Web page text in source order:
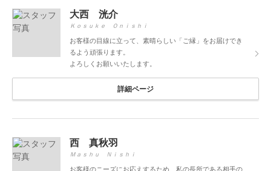
大西 洸介
Ｋｏｓｕｋｅ Ｏｎｉｓｈｉ
お客様の目線に立って、素晴らしい「ご縁」をお届けでき
るよう頑張ります。
よろしくお願いいたします。
詳細ページ
西 真秋羽
Ｍａｓｈｕ Ｎｉｓｈｉ
お客様のニーズにお応えするため、私の長所である相手の